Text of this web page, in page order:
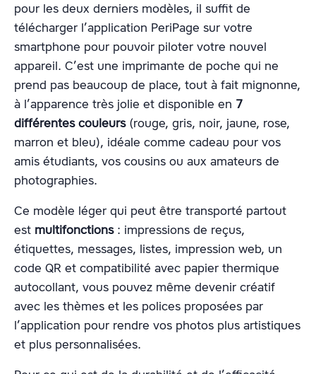
pour les deux derniers modèles, il suffit de
télécharger l’application PeriPage sur votre
smartphone pour pouvoir piloter votre nouvel
appareil. C’est une imprimante de poche qui ne
prend pas beaucoup de place, tout à fait mignonne,
à l’apparence très jolie et disponible en 7
différentes couleurs(rouge, gris, noir, jaune, rose,
marron et bleu), idéale comme cadeau pour vos
amis étudiants, vos cousins ou aux amateurs de
photographies.
Ce modèle léger qui peut être transporté partout
est multifonctions : impressions de reçus,
étiquettes, messages, listes, impression web, un
code QR et compatibilité avec papier thermique
autocollant, vous pouvez même devenir créatif
avec les thèmes et les polices proposées par
l’application pour rendre vos photos plus artistiques
et plus personnalisées.